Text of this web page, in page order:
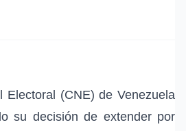
Electoral (CNE) de Venezuela
su decisión de extender por